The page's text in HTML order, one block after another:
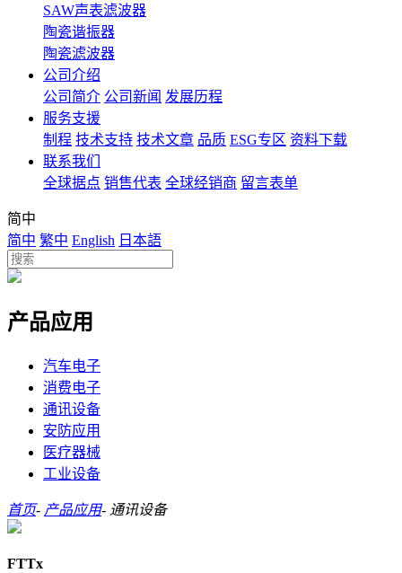
SAW声表滤波器
陶瓷谐振器
陶瓷滤波器
公司介绍
公司简介 公司新闻 发展历程
服务支援
制程 技术支持 技术文章 品质 ESG专区 资料下载
联系我们
全球据点 销售代表 全球经销商 留言表单
简中
简中 繁中 English 日本語
产品应用
汽车电子
消费电子
通讯设备
安防应用
医疗器械
工业设备
首页- 产品应用- 通讯设备
FTTx